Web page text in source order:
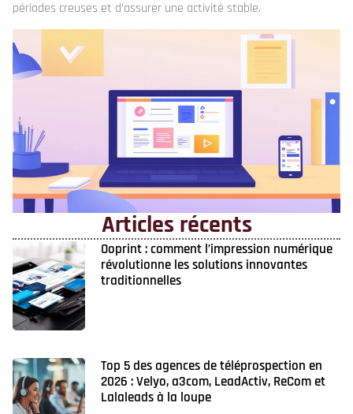
périodes creuses et d’assurer une activité stable.
Articles récents
Ooprint : comment l’impression numérique
révolutionne les solutions innovantes
traditionnelles
Top 5 des agences de téléprospection en
2026 : Velyo, a3com, LeadActiv, ReCom et
Lalaleads à la loupe